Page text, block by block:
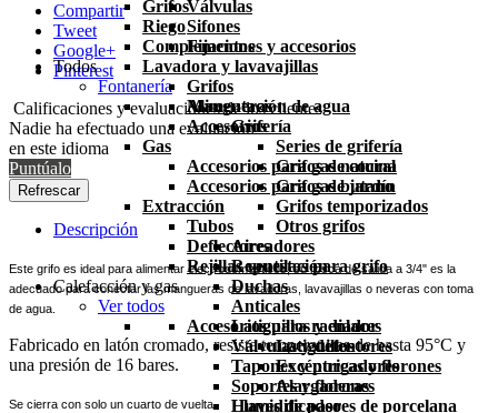
Válvulas
Sifones
Fijaciones y accesorios
Lavadora y lavavajillas
Grifos
Mangueras
Accesorios
Gas
Accesorios para gas natural
Accesorios para gas butano
Extracción
Tubos
Deflectores
Rejillas ventilación
Calefacción y gas
Ver todos
Accesorios para radiador
Válvulas y detentores
Tapones y purgadores
Soportes y florones
Humidificadores de porcelana
Grifos
Riego
Complementos
Todos
Fontanería
Alimentación de agua
Grifería
Series de grifería
Grifos de cocina
Grifos de jardín
Grifos temporizados
Otros grifos
Aireadores
Repuestos para grifo
Duchas
Anticales
Latiguillos y enlaces
Latiguillos
Excéntricas y florones
Alargaderas
Llaves de paso
Compartir
Tweet
Google+
Pinterest
Calificaciones y evaluaciones de los clientes
Nadie ha efectuado una evaluación
en este idioma
Puntúalo
Descripción
Este grifo es ideal para alimentar electrodomésticos, su rosca de salida a 3/4" es la
adecuado para conectar las mangueras de lavadoras, lavavajillas o neveras con toma
de agua.
Fabricado en latón cromado, resiste temperaturas de hasta 95°C y
una presión de 16 bares.
Se cierra con solo un cuarto de vuelta.